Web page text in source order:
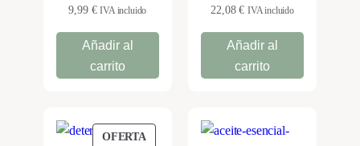
9,99 € IVA incluido
Añadir al
carrito
22,08€ IVA incluido
Añadir al
carrito
OFERTA PRODUCTO